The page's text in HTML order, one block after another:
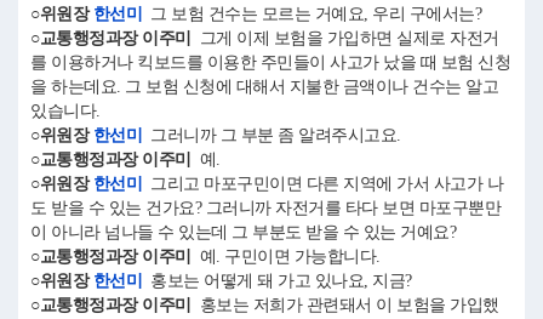
○위원장 한선미
그 보험 건수는 모르는 거예요, 우리 구에서는?
○교통행정과장 이주미
그게 이제 보험을 가입하면 실제로 자전거
를 이용하거나 킥보드를 이용한 주민들이 사고가 났을 때 보험 신청
을 하는데요. 그 보험 신청에 대해서 지불한 금액이나 건수는 알고
있습니다.
○위원장 한선미
그러니까 그 부분 좀 알려주시고요.
○교통행정과장 이주미
예.
○위원장 한선미
그리고 마포구민이면 다른 지역에 가서 사고가 나
도 받을 수 있는 건가요? 그러니까 자전거를 타다 보면 마포구뿐만
이 아니라 넘나들 수 있는데 그 부분도 받을 수 있는 거예요?
○교통행정과장 이주미
예. 구민이면 가능합니다.
○위원장 한선미
홍보는 어떻게 돼 가고 있나요, 지금?
○교통행정과장 이주미
홍보는 저희가 관련돼서 이 보험을 가입했